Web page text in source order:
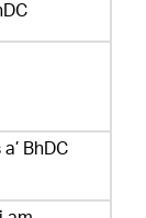
BhDC